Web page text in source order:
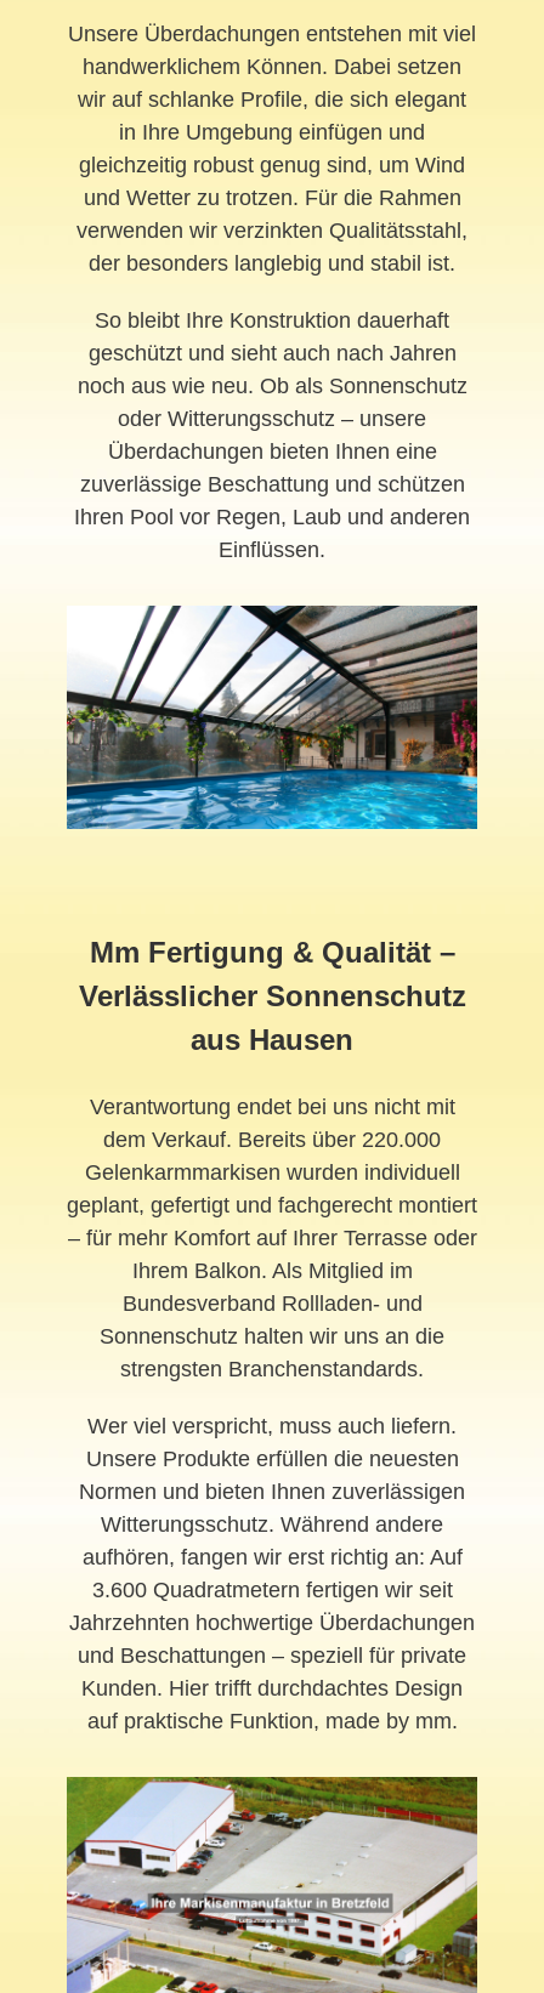
Unsere Überdachungen entstehen mit viel
handwerklichem Können. Dabei setzen
wir auf schlanke Profile, die sich elegant
in Ihre Umgebung einfügen und
gleichzeitig robust genug sind, um Wind
und Wetter zu trotzen. Für die Rahmen
verwenden wir verzinkten Qualitätsstahl,
der besonders langlebig und stabil ist.
So bleibt Ihre Konstruktion dauerhaft
geschützt und sieht auch nach Jahren
noch aus wie neu. Ob als Sonnenschutz
oder Witterungsschutz – unsere
Überdachungen bieten Ihnen eine
zuverlässige Beschattung und schützen
Ihren Pool vor Regen, Laub und anderen
Einflüssen.
Mm Fertigung & Qualität –
Verlässlicher Sonnenschutz
aus Hausen
Verantwortung endet bei uns nicht mit
dem Verkauf. Bereits über 220.000
Gelenkarmmarkisen wurden individuell
geplant, gefertigt und fachgerecht montiert
– für mehr Komfort auf Ihrer Terrasse oder
Ihrem Balkon. Als Mitglied im
Bundesverband Rollladen- und
Sonnenschutz halten wir uns an die
strengsten Branchenstandards.
Wer viel verspricht, muss auch liefern.
Unsere Produkte erfüllen die neuesten
Normen und bieten Ihnen zuverlässigen
Witterungsschutz. Während andere
aufhören, fangen wir erst richtig an: Auf
3.600 Quadratmetern fertigen wir seit
Jahrzehnten hochwertige Überdachungen
und Beschattungen – speziell für private
Kunden. Hier trifft durchdachtes Design
auf praktische Funktion, made by mm.